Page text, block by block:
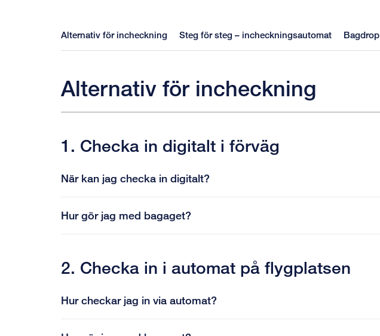
Alternativ för incheckning Steg för steg – incheckningsautomat Bagdrop
Alternativ för incheckning
1. Checka in digitalt i förväg
När kan jag checka in digitalt?
Hur gör jag med bagaget?
2. Checka in i automat på flygplatsen
Hur checkar jag in via automat?